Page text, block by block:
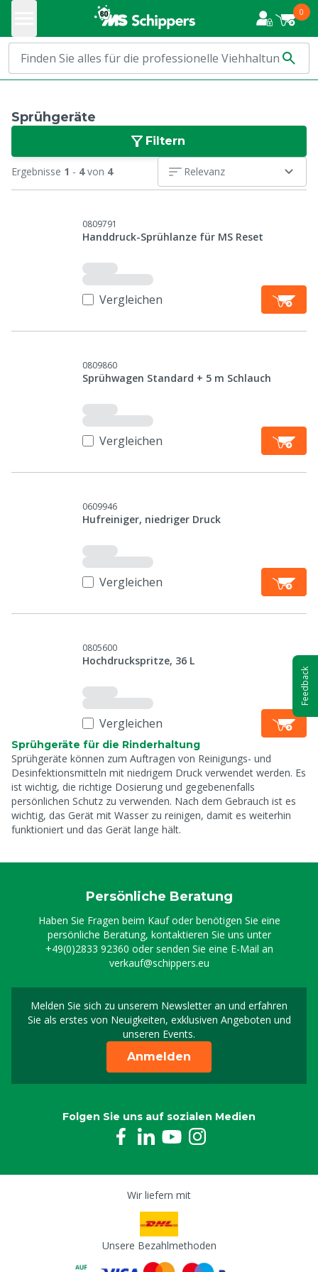
0
Sprühgeräte
Filtern
Ergebnisse 1 - 4von 4 Relevanz
0809791
Handdruck-Sprühlanze für MS Reset
Vergleichen
0809860
Sprühwagen Standard + 5 m Schlauch
Vergleichen
0609946
Hufreiniger, niedriger Druck
Vergleichen
0805600
Hochdruckspritze, 36 L
Vergleichen
Sprühgeräte für die Rinderhaltung
Sprühgeräte können zum Auftragen von Reinigungs- und
Desinfektionsmitteln mit niedrigem Druck verwendet werden. Es
ist wichtig, die richtige Dosierung und gegebenenfalls
persönlichen Schutz zu verwenden. Nach dem Gebrauch ist es
wichtig, das Gerät mit Wasser zu reinigen, damit es weiterhin
funktioniert und das Gerät lange hält.
Persönliche Beratung
Haben Sie Fragen beim Kauf oder benötigen Sie eine
persönliche Beratung, kontaktieren Sie uns unter
+49(0)2833 92360 oder senden Sie eine E-Mail an
verkauf@schippers.eu
Melden Sie sich zu unserem Newsletter an und erfahren
Sie als erstes von Neuigkeiten, exklusiven Angeboten und
unseren Events.
Melden Sie sich für
Anmelden
Folgen Sie uns auf sozialen Medien
Wir liefern mit
Unsere Bezahlmethoden
Feedback